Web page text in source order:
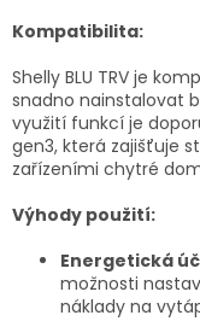
Kompatibilita:
Shelly BLU TRV je
snadno nainstalovat
využití funkcí je
gen3, která zajišťuje
zařízeními chytré
Výhody použití:
Energetická
možnosti
náklady na